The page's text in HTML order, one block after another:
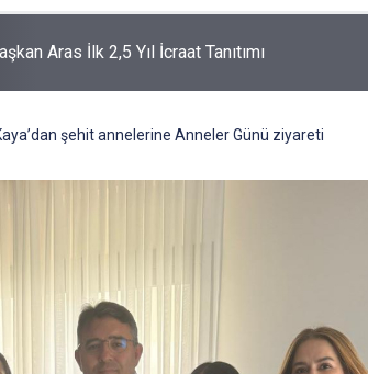
Aras İlk 2,5 Yıl İcraat Tanıtımı
şehit annelerine Anneler Günü ziyareti